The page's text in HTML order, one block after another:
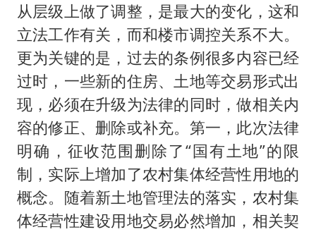
从层级上做了调整，是最大的变化，这和
立法工作有关，而和楼市调控关系不大。
更为关键的是，过去的条例很多内容已经
过时，一些新的住房、土地等交易形式出
现，必须在升级为法律的同时，做相关内
容的修正、删除或补充。第一，此次法律
明确，征收范围删除了“国有土地”的限
制，实际上增加了农村集体经营性用地的
概念。随着新土地管理法的落实，农村集
体经营性建设用地交易必然增加，相关契